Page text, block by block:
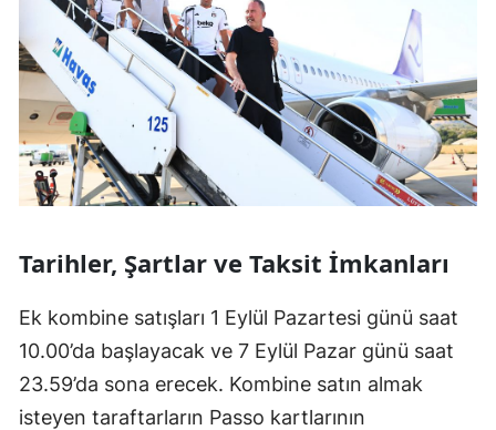
Tarihler, Şartlar ve Taksit İmkanları
Ek kombine satışları 1 Eylül Pazartesi günü saat
10.00’da başlayacak ve 7 Eylül Pazar günü saat
23.59’da sona erecek. Kombine satın almak
isteyen taraftarların Passo kartlarının